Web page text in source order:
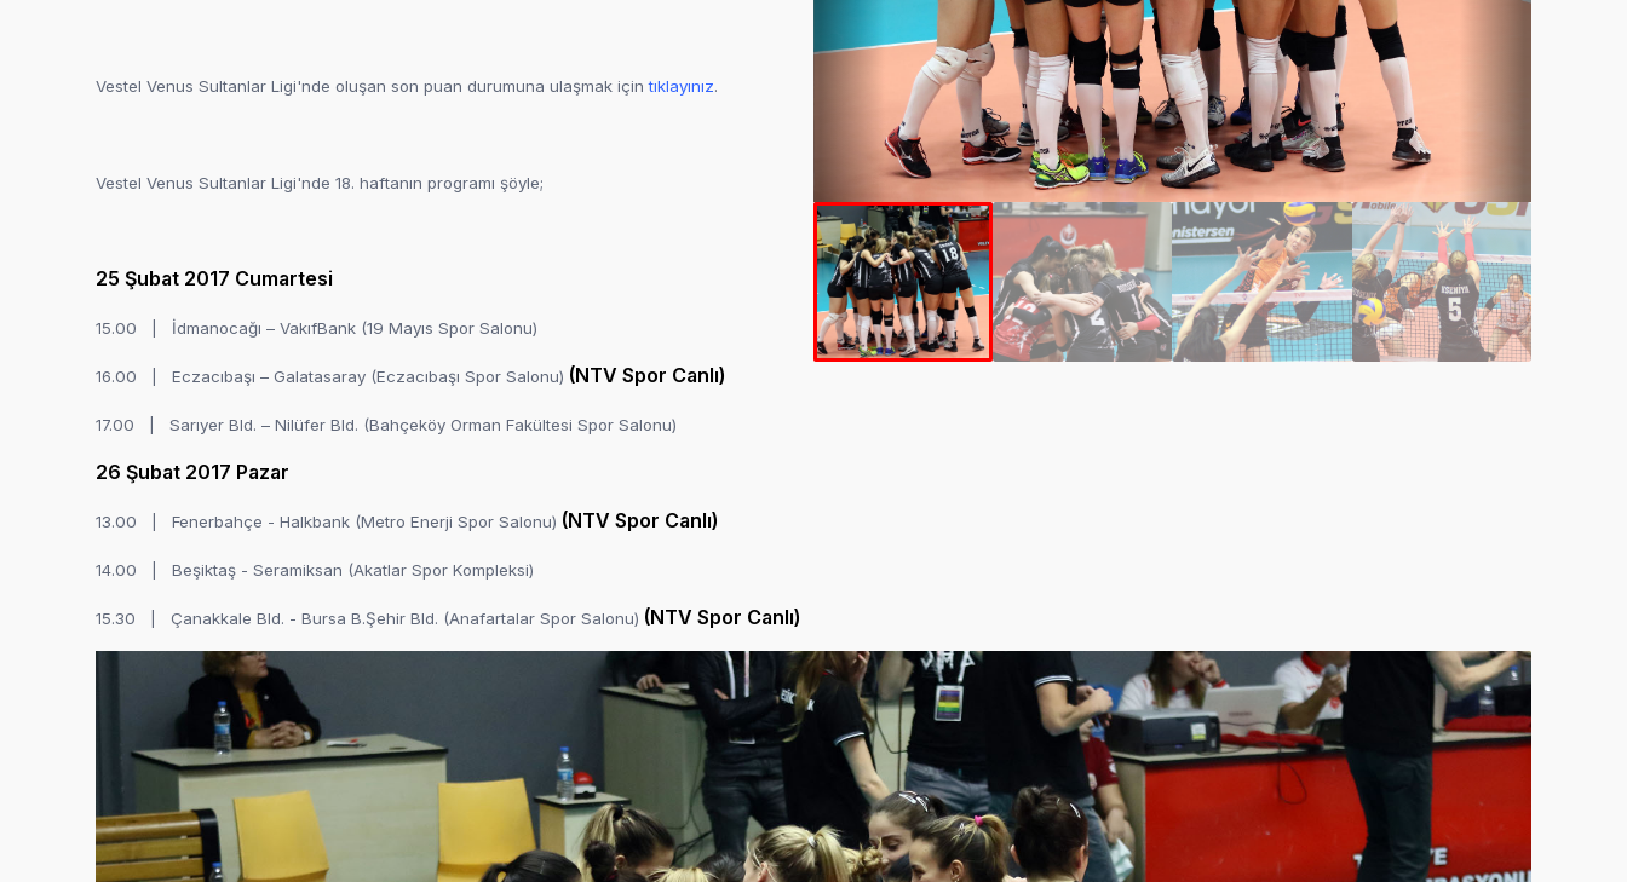
Vestel Venus Sultanlar Ligi'nde oluşan son puan durumuna ulaşmak içintıklayınız.
Vestel Venus Sultanlar Ligi'nde 18. haftanın programı şöyle;
25 Şubat 2017 Cumartesi
15.00 | İdmanocağı – VakıfBank (19 Mayıs Spor Salonu)
16.00 | Eczacıbaşı – Galatasaray (Eczacıbaşı Spor Salonu) (NTV Spor Canlı)
17.00 | Sarıyer Bld. – Nilüfer Bld. (Bahçeköy Orman Fakültesi Spor Salonu)
26 Şubat 2017 Pazar
13.00 | Fenerbahçe - Halkbank (Metro Enerji Spor Salonu) (NTV Spor Canlı)
14.00 | Beşiktaş - Seramiksan (Akatlar Spor Kompleksi)
15.30 | Çanakkale Bld. - Bursa B.Şehir Bld. (Anafartalar Spor Salonu) (NTV Spor Canlı)